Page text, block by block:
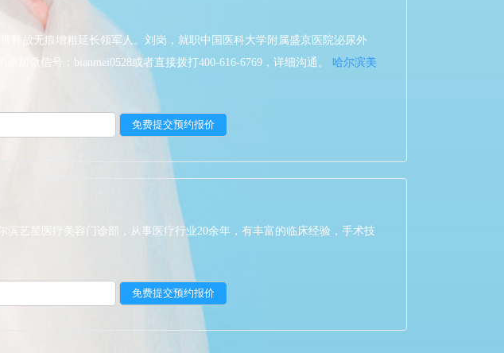
释放无痕增粗延长领军人。刘岗，就职中国医科大学附属盛京医院泌尿外
加微信号：bianmei0528或者直接拨打400-616-6769，详细沟通。 哈尔滨美
艺星医疗美容门诊部，从事医疗行业20余年，有丰富的临床经验，手术技